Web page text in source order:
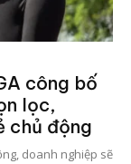
công bố
lọc,
chủ động
doanh nghiệp sẽ